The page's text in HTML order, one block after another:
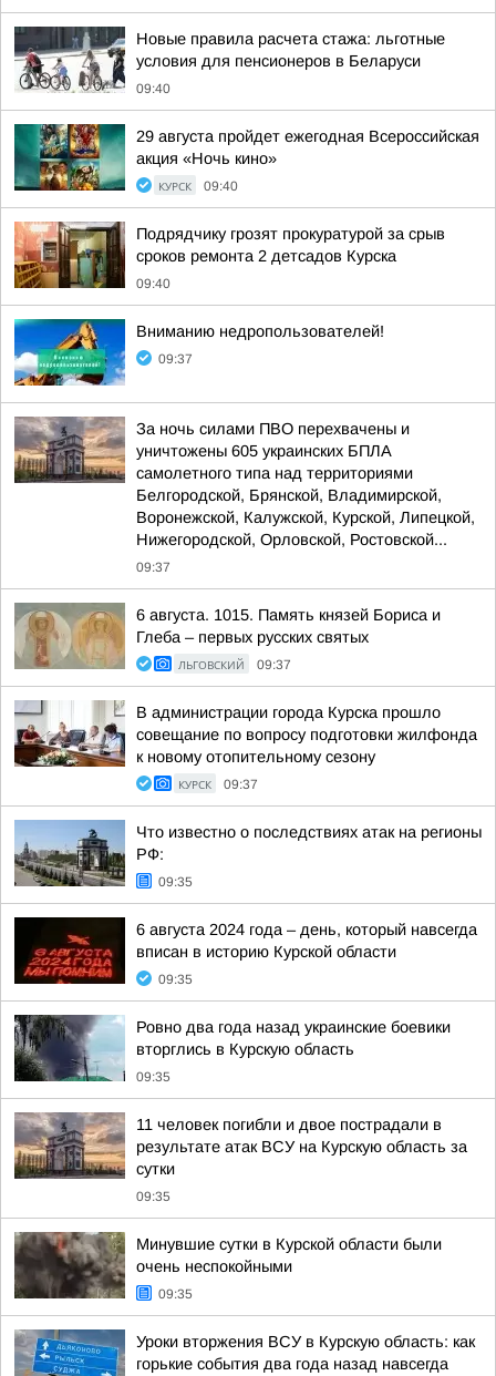
Новые правила расчета стажа: льготные
условия для пенсионеров в Беларуси
09:40
29 августа пройдет ежегодная Всероссийская
акция «Ночь кино»
КУРСК 09:40
Подрядчику грозят прокуратурой за срыв
сроков ремонта 2 детсадов Курска
09:40
Вниманию недропользователей!
09:37
За ночь силами ПВО перехвачены и
уничтожены 605 украинских БПЛА
самолетного типа над территориями
Белгородской, Брянской, Владимирской,
Воронежской, Калужской, Курской, Липецкой,
Нижегородской, Орловской, Ростовской...
09:37
6 августа. 1015. Память князей Бориса и
Глеба – первых русских святых
ЛЬГОВСКИЙ 09:37
В администрации города Курска прошло
совещание по вопросу подготовки жилфонда
к новому отопительному сезону
КУРСК 09:37
Что известно о последствиях атак на регионы
РФ:
09:35
6 августа 2024 года – день, который навсегда
вписан в историю Курской области
09:35
Ровно два года назад украинские боевики
вторглись в Курскую область
09:35
11 человек погибли и двое пострадали в
результате атак ВСУ на Курскую область за
сутки
09:35
Минувшие сутки в Курской области были
очень неспокойными
09:35
Уроки вторжения ВСУ в Курскую область: как
горькие события два года назад навсегда